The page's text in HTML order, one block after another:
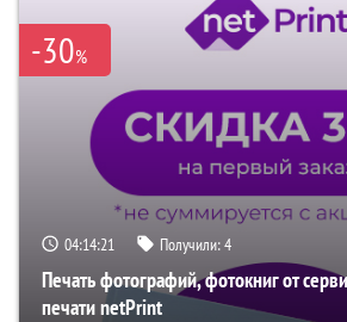
-30%
04:14:20 Получили:4
Печать фотографий, фотокниг от
печати netPrint